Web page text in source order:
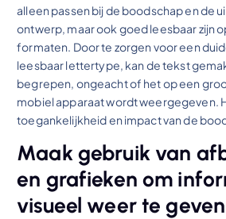
alleen passen bij de boodschap en de
ontwerp, maar ook goed leesbaar zijn
formaten. Door te zorgen voor een
leesbaar lettertype, kan de tekst
begrepen, ongeacht of het op een
mobiel apparaat wordt weergegeven.
toegankelijkheid en impact van de
Maak gebruik van
en grafieken om
visueel weer te